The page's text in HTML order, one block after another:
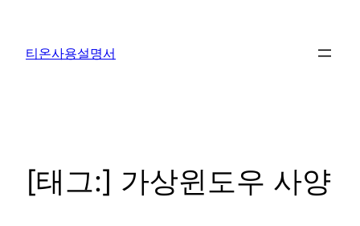
티온사용설명서
[태그:] 가상윈도우 사양